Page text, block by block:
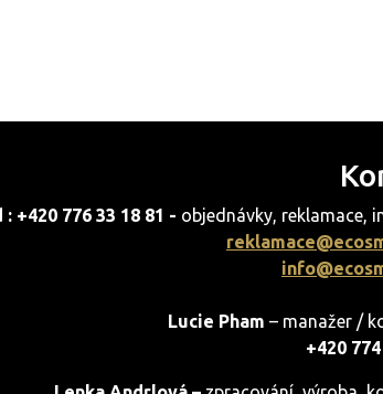
: +420 776 33 18 81 - objednávky, reklamace,
Lucie Pham – manažer /
+420